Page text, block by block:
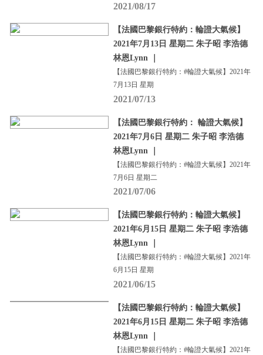
2021/08/17
【法國巴黎銀行特約：輪證大氣候】
2021年7月13日 星期二 朱子昭 李浩德
林恩Lynn ｜
【法國巴黎銀行特約：#輪證大氣候】2021年
7月13日 星期
2021/07/13
【法國巴黎銀行特約： 輪證大氣候】
2021年7月6日 星期二 朱子昭 李浩德
林恩Lynn ｜
【法國巴黎銀行特約：#輪證大氣候】2021年
7月6日 星期二
2021/07/06
【法國巴黎銀行特約：輪證大氣候】
2021年6月15日 星期二 朱子昭 李浩德
林恩Lynn ｜
【法國巴黎銀行特約：#輪證大氣候】2021年
6月15日 星期
2021/06/15
【法國巴黎銀行特約：輪證大氣候】
2021年6月15日 星期二 朱子昭 李浩德
林恩Lynn ｜
【法國巴黎銀行特約：#輪證大氣候】2021年